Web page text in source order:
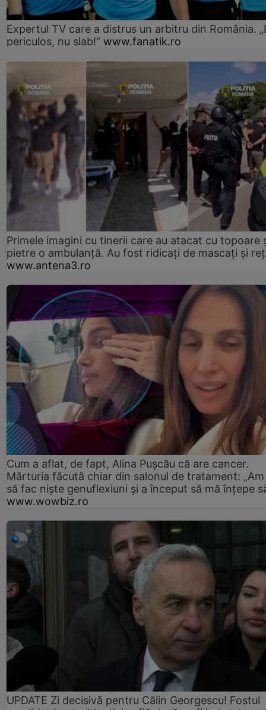
Expertul TV care a distrus un arbitru din România.
periculos, nu slab!” www.fanatik.ro
Primele imagini cu tinerii care au atacat cu topoare
pietre o ambulanță. Au fost ridicați de mascați și
www.antena3.ro
Cum a aflat, de fapt, Alina Pușcău că are cancer.
Mărturia făcută chiar din salonul de tratament:
să fac niște genuflexiuni și a început să mă înțepe
www.wowbiz.ro
UPDATE Zi decisivă pentru Călin Georgescu! Fostul